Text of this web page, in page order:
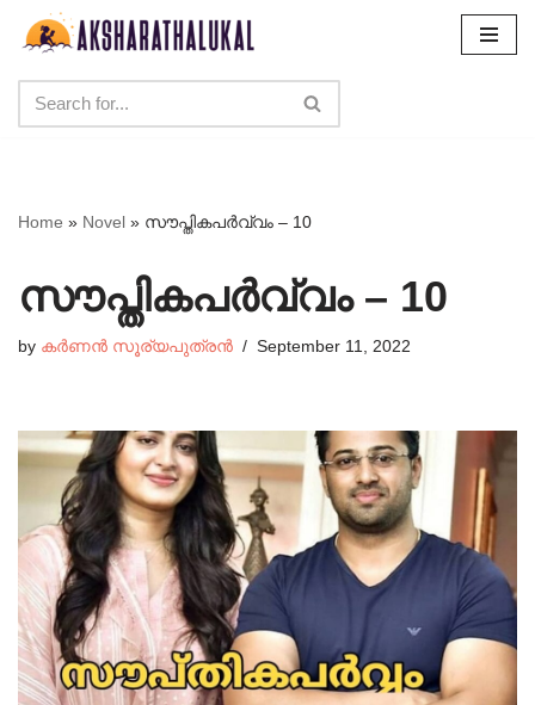
content
Home » Novel » സൗപ്തികപർവ്വം – 10
സൗപ്തികപർവ്വം – 10
by കർണൻ സൂര്യപുത്രൻ September 11, 2022